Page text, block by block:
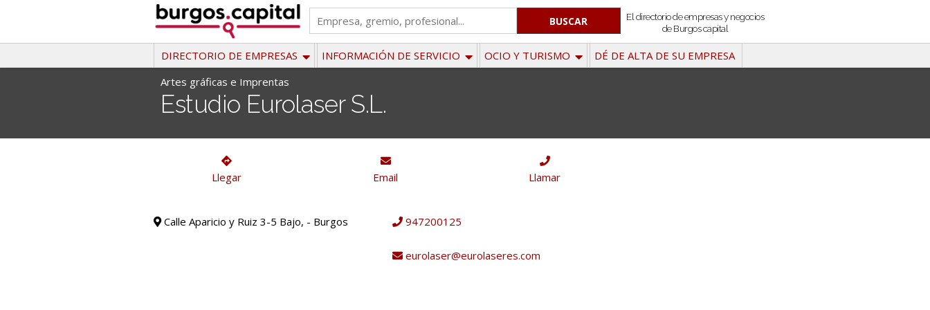
contenido
.
__('Search
for:')
'
El directorio de empresas y negocios
de Burgos capital
DIRECTORIO DE EMPRESAS INFORMACIÓN DE SERVICIO OCIO Y TURISMO
DÉ DE ALTA DE SU EMPRESA
Artes gráficas e Imprentas
Estudio Eurolaser S.L.
Llegar Email Llamar
Calle Aparicio y Ruiz 3-5 Bajo, - Burgos 947200125
eurolaser@eurolaseres.com